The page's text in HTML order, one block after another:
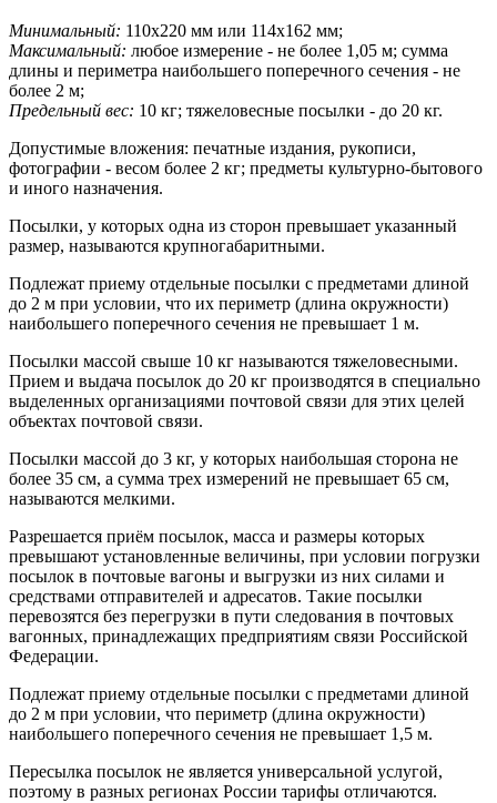
Минимальный: 110х220 мм или 114х162 мм;
Максимальный: любое измерение - не более 1,05 м; сумма
длины и периметра наибольшего поперечного сечения - не
более 2 м;
Предельный вес: 10 кг; тяжеловесные посылки - до 20 кг.
Допустимые вложения: печатные издания, рукописи,
фотографии - весом более 2 кг; предметы культурно-бытового
и иного назначения.
Посылки, у которых одна из сторон превышает указанный
размер, называются крупногабаритными.
Подлежат приему отдельные посылки с предметами длиной
до 2 м при условии, что их периметр (длина окружности)
наибольшего поперечного сечения не превышает 1 м.
Посылки массой свыше 10 кг называются тяжеловесными.
Прием и выдача посылок до 20 кг производятся в специально
выделенных организациями почтовой связи для этих целей
объектах почтовой связи.
Посылки массой до 3 кг, у которых наибольшая сторона не
более 35 см, а сумма трех измерений не превышает 65 см,
называются мелкими.
Разрешается приём посылок, масса и размеры которых
превышают установленные величины, при условии погрузки
посылок в почтовые вагоны и выгрузки из них силами и
средствами отправителей и адресатов. Такие посылки
перевозятся без перегрузки в пути следования в почтовых
вагонных, принадлежащих предприятиям связи Российской
Федерации.
Подлежат приему отдельные посылки с предметами длиной
до 2 м при условии, что периметр (длина окружности)
наибольшего поперечного сечения не превышает 1,5 м.
Пересылка посылок не является универсальной услугой,
поэтому в разных регионах России тарифы отличаются.